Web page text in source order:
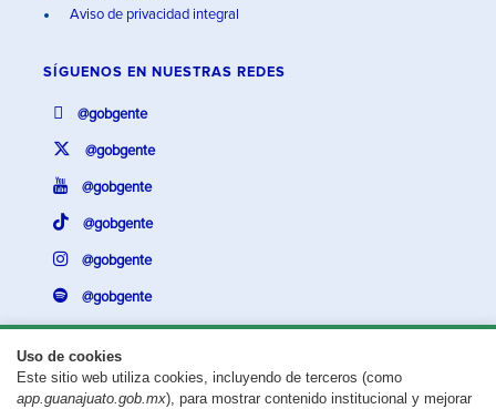
Uso de cookies
Este sitio web utiliza cookies, incluyendo de terceros (como
app.guanajuato.gob.mx), para mostrar contenido institucional y mejorar
Aviso de privacidad integral
SÍGUENOS EN NUESTRAS REDES
@gobgente
@gobgente
@gobgente
@gobgente
@gobgente
@gobgente
¿Existe algún problema con esta página?Repórtalo aquí.